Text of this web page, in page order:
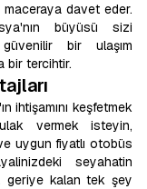
davet eder.
büyüsü sizi
bir ulaşım
bir tercihtir.
ihtişamını keşfetmek
vermek isteyin,
uygun fiyatlı otobüs
seyahatin
geriye kalan tek şey